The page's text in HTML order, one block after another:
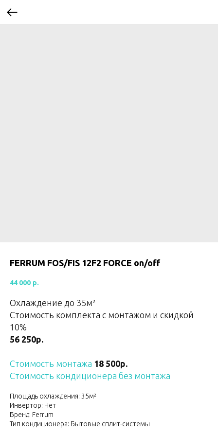
FERRUM FOS/FIS 12F2 FORCE on/off
44 000 р.
Охлаждение до 35м²
Стоимость комплекта с монтажом и скидкой
10%
56 250р.
Стоимость монтажа 18 500р.
Стоимость кондиционера без монтажа
Площадь охлаждения: 35м²
Инвертор: Нет
Бренд: Ferrum
Тип кондиционера: Бытовые сплит-системы